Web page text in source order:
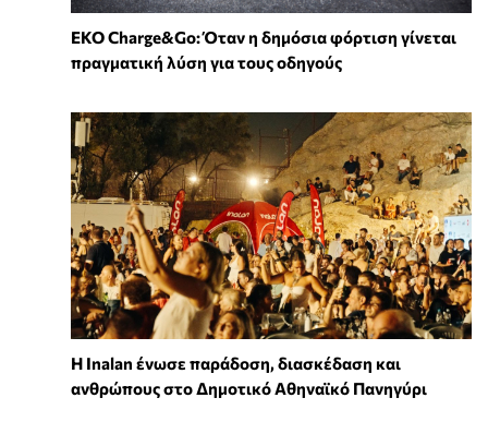
EKO Charge&Go: Όταν η δημόσια φόρτιση γίνεται
πραγματική λύση για τους οδηγούς
Η Inalan ένωσε παράδοση, διασκέδαση και
ανθρώπους στο Δημοτικό Αθηναϊκό Πανηγύρι